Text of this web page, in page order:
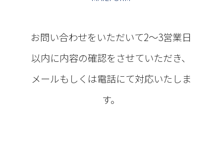
お問い合わせをいただいて2～3営業日
以内に内容の確認をさせていただき、
メールもしくは電話にて対応いたしま
す。